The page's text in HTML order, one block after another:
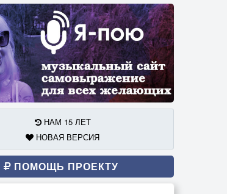
НАМ 15 ЛЕТ
НОВАЯ ВЕРСИЯ
ПОМОЩЬ ПРОЕКТУ